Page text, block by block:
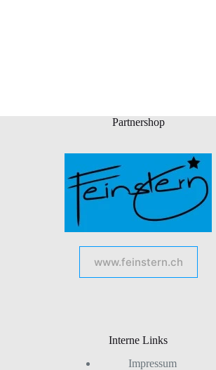
Partnershop
www.feinstern.ch
Interne Links
Impressum